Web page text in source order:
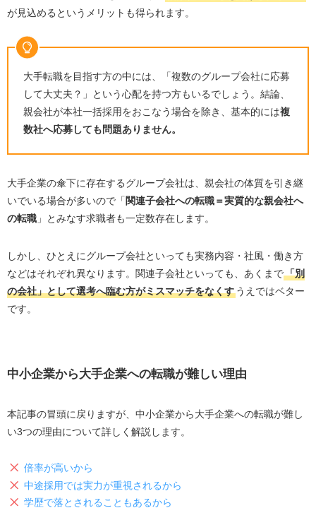
が見込めるというメリットも得られます。
大手転職を目指す方の中には、「複数のグループ会社に応募
して大丈夫？」という心配を持つ方もいるでしょう。結論、
親会社が本社一括採用をおこなう場合を除き、基本的には複
数社へ応募しても問題ありません。
大手企業の傘下に存在するグループ会社は、親会社の体質を引き継
いでいる場合が多いので「 関連子会社への転職＝実質的な親会社へ
の転職」とみなす求職者も一定数存在します。
しかし、ひとえにグループ会社といっても実務内容・社風・働き方
などはそれぞれ異なります。関連子会社といっても、あくまで「別
の会社」として選考へ臨む方がミスマッチをなくすうえではベター
です。
中小企業から大手企業への転職が難しい理由
本記事の冒頭に戻りますが、中小企業から大手企業への転職が難し
い3つの理由について詳しく解説します。
倍率が高いから
中途採用では実力が重視されるから
学歴で落とされることもあるから